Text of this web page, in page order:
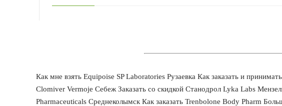
Как мне взять Equipoise SP Laboratories Рузаевка Как заказать и
Clomiver Vermoje Себеж Заказать со скидкой Станодрол Lyka Labs
Pharmaceuticals Среднеколымск Как заказать Trenbolone Body Pharm